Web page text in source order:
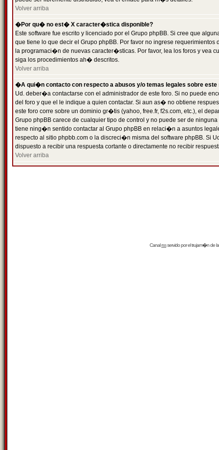
Volver arriba
�Por qu� no est� X caracter�stica disponible?
Este software fue escrito y licenciado por el Grupo phpBB. Si cree que
que tiene lo que decir el Grupo phpBB. Por favor no ingrese
la programaci�n de nuevas caracter�sticas. Por favor, lea los foros y vea
siga los procedimientos ah� descritos.
Volver arriba
�A qui�n contacto con respecto a abusos y/o temas legales sobre este
Ud. deber�a contactarse con el administrador de este foro. Si no puede
del foro y que el le indique a quien contactar. Si aun as� no obtiene
este foro corre sobre un dominio gr�tis (yahoo, free.fr, f2s.com, etc.), el
Grupo phpBB carece de cualquier tipo de control y no puede ser de
tiene ning�n sentido contactar al Grupo phpBB en relaci�n a asuntos
respecto al sitio phpbb.com o la discreci�n misma del software phpBB. Si
dispuesto a recibir una respuesta cortante o directamente no recibir
Volver arriba
Canalrssservido por eltrujam�nde